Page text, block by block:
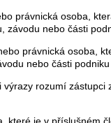
právnická osoba,
závodu nebo části
právnická osoba,
nebo části
rozumí
které je v příslušném